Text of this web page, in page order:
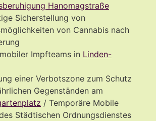
Hanomagstraße
Sicherstellung von
von Cannabis nach
Impfteams in Linden-
einer Verbotszone zum Schutz
Gegenständen am
/ Temporäre Mobile
Städtischen Ordnungsdienstes